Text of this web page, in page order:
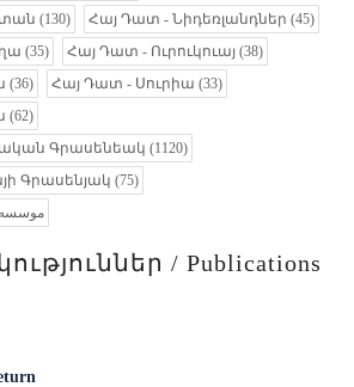
(130) Հայ Դատ - Նիդեռլանդներ (45)
(35) Հայ Դատ - Ուրուկուայ (38)
(36) Հայ Դատ - Սուրիա (33)
(62)
Գրասենեակ (1120)
Գրասենյակ (75)
موسسه
/ Publications